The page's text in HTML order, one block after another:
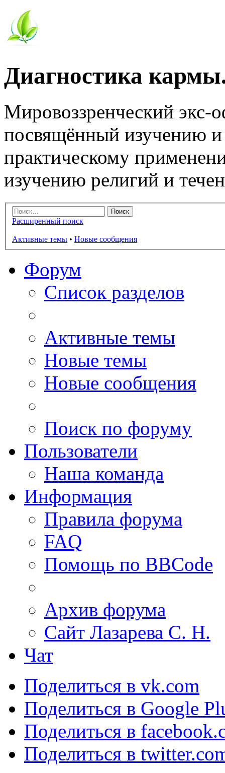
Диагностика
Мировоззренческий
посвящённый изучению
практическому
изучению религий и
Расширенный поиск
Активные темы • Новые сообщения
Форум
Список разделов
Активные темы
Новые темы
Новые сообщения
Поиск по форуму
Пользователи
Наша команда
Информация
Правила форума
FAQ
Помощь по BBCode
Архив форума
Сайт Лазарева С. Н.
Чат
Поделиться в vk.com
Поделиться в Google
Поделиться в
Поделиться в